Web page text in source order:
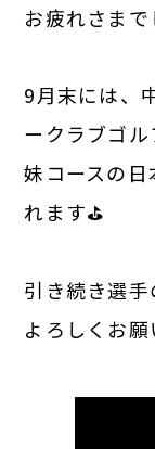
お疲れさまで
9月末には、
ークラブゴ
妹コースの
れます⛳
引き続き選
よろしくお